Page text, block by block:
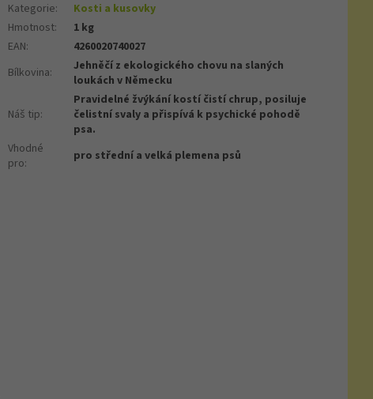
Kategorie:
Kosti a kusovky
Hmotnost:
1 kg
EAN:
4260020740027
Bílkovina:
Jehněčí z ekologického chovu na slaných
loukách v Německu
Náš tip:
Pravidelné žvýkání kostí čistí chrup, posiluje
čelistní svaly a přispívá k psychické pohodě
psa.
Vhodné
pro: pro střední a velká plemena psů